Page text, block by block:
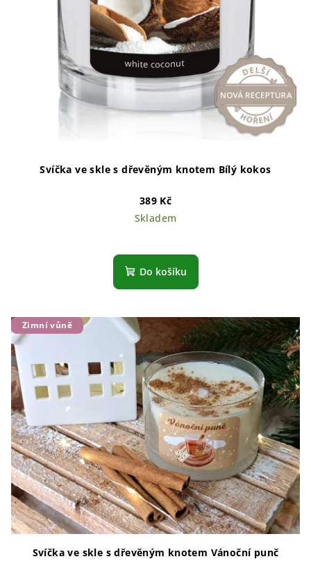
Svíčka ve skle s dřevěným knotem Bílý kokos
389 Kč
Skladem
Do košíku
Zimní vůně
Svíčka ve skle s dřevěným knotem Vánoční punč